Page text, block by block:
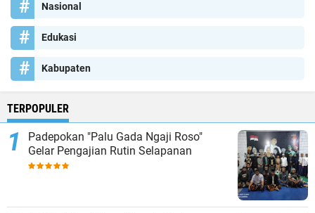
Nasional
Edukasi
Kabupaten
TERPOPULER
Padepokan "Palu Gada Ngaji Roso"
Gelar Pengajian Rutin Selapanan